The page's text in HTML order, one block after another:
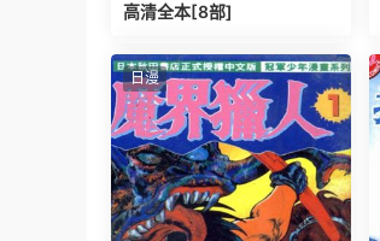
高清全本[8部]
日漫